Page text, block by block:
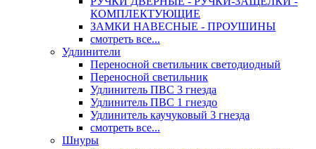
КОМПЛЕКТУЮЩИЕ
ЗАМКИ НАВЕСНЫЕ - ПРОУШИНЫ
смотреть все...
Удлинители
Переносной светильник светодиодный
Переносной светильник
Удлинитель ПВС 3 гнезда
Удлинитель ПВС 1 гнездо
Удлинитель каучуковый 3 гнезда
смотреть все...
Шнуры